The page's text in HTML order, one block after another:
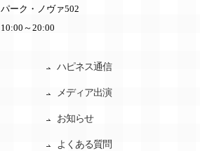
パーク・ノヴァ502
10:00～20:00
ハピネス通信
メディア出演
お知らせ
よくある質問